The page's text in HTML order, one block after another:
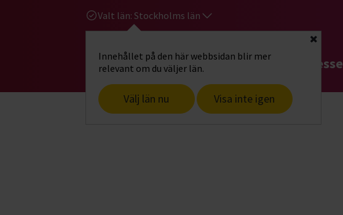
Valt län: Stockholms län
Innehållet på den här webbsidan blir mer
relevant om du väljer län.
Välj län nu Visa inte igen
Stäng
Gå till studiefrämjandets startsidaHitta intresse